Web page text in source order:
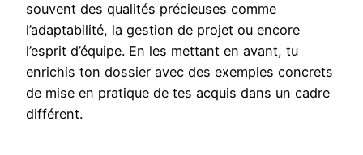
souvent des qualités précieuses comme
l’adaptabilité, la gestion de projet ou encore
l’esprit d’équipe. En les mettant en avant, tu
enrichis ton dossier avec des exemples concrets
de mise en pratique de tes acquis dans un cadre
différent.